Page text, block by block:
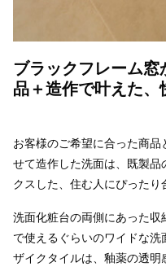
ブラックフレーム
品＋造作で叶えた
お客様のご希望に合った商
せて造作した洗面は、既製品
クスした、住む人にぴったり
洗面化粧台の両側にあった
で使えるぐらいのワイドな
ザイクタイルは、釉薬の透明